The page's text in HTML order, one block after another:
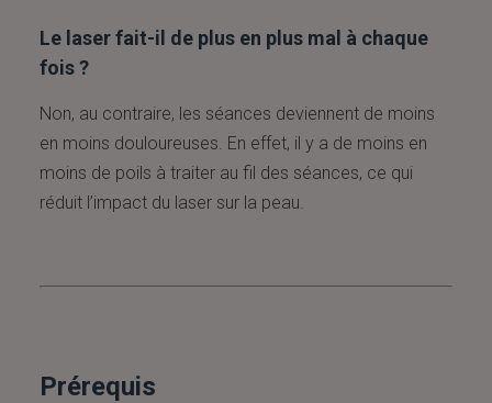
Le laser fait-il de plus en plus mal à chaque
fois ?
Non, au contraire, les séances deviennent de moins
en moins douloureuses. En effet, il y a de moins en
moins de poils à traiter au fil des séances, ce qui
réduit l’impact du laser sur la peau.
Prérequis